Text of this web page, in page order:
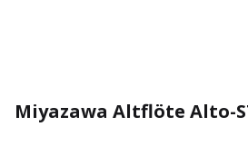
Miyazawa Altflöte Alto-